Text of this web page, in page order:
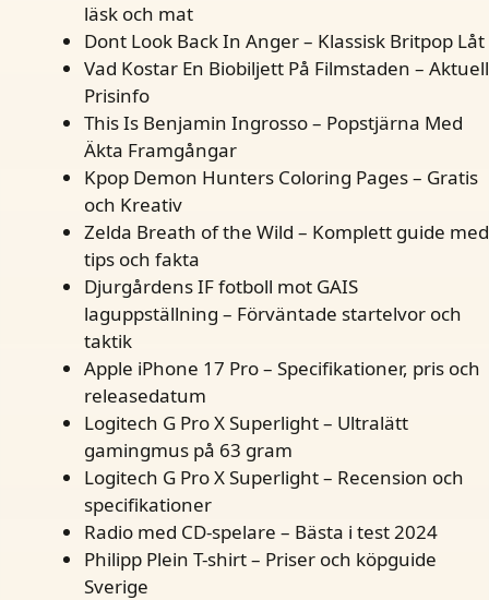
läsk och mat
Dont Look Back In Anger – Klassisk Britpop Låt
Vad Kostar En Biobiljett På Filmstaden – Aktuell
Prisinfo
This Is Benjamin Ingrosso – Popstjärna Med
Äkta Framgångar
Kpop Demon Hunters Coloring Pages – Gratis
och Kreativ
Zelda Breath of the Wild – Komplett guide med
tips och fakta
Djurgårdens IF fotboll mot GAIS
laguppställning – Förväntade startelvor och
taktik
Apple iPhone 17 Pro – Specifikationer, pris och
releasedatum
Logitech G Pro X Superlight – Ultralätt
gamingmus på 63 gram
Logitech G Pro X Superlight – Recension och
specifikationer
Radio med CD-spelare – Bästa i test 2024
Philipp Plein T-shirt – Priser och köpguide
Sverige